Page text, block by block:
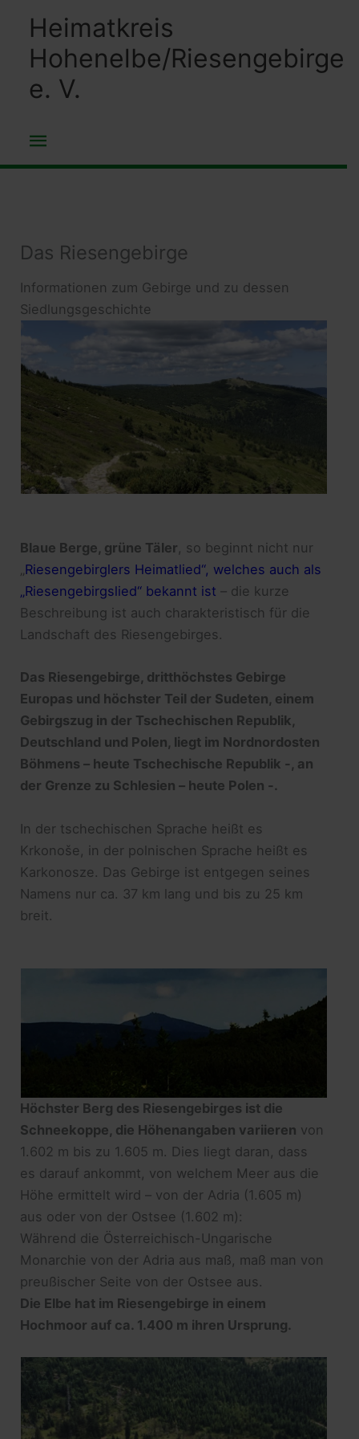
springen
Heimatkreis
Hohenelbe/Riesengebirge
e. V.
Hauptmenü
Das Riesengebirge
Informationen zum Gebirge und zu dessen
Siedlungsgeschichte
Blaue Berge, grüne Täler, so beginnt nicht nur
„Riesengebirglers Heimatlied“, welches auch als
„Riesengebirgslied“ bekannt ist – die kurze
Beschreibung ist auch charakteristisch für die
Landschaft des Riesengebirges.
Das Riesengebirge, dritthöchstes Gebirge
Europas und höchster Teil der Sudeten, einem
Gebirgszug in der Tschechischen Republik,
Deutschland und Polen, liegt im Nordnordosten
Böhmens – heute Tschechische Republik -, an
der Grenze zu Schlesien – heute Polen -.
In der tschechischen Sprache heißt es
Krkonoše, in der polnischen Sprache heißt es
Karkonosze. Das Gebirge ist entgegen seines
Namens nur ca. 37 km lang und bis zu 25 km
breit.
Höchster Berg des Riesengebirges ist die
Schneekoppe, die Höhenangaben variieren von
1.602 m bis zu 1.605 m. Dies liegt daran, dass
es darauf ankommt, von welchem Meer aus die
Höhe ermittelt wird – von der Adria (1.605 m)
aus oder von der Ostsee (1.602 m):
Während die Österreichisch-Ungarische
Monarchie von der Adria aus maß, maß man von
preußischer Seite von der Ostsee aus.
Die Elbe hat im Riesengebirge in einem
Hochmoor auf ca. 1.400 m ihren Ursprung.